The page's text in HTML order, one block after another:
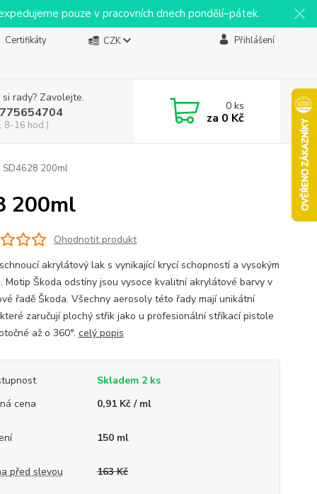
pouze v pracovních dnech pondělí–pátek.
Certifikáty CZK Přihlášení
rady? Zavolejte.
8-16 hod.)
0ks
za 0 Kč
200ml
200ml
Ohodnotit produkt
akrylátový lak s vynikající krycí schopností a vysokým
Motip Škoda odstíny jsou vysoce kvalitní akrylátové barvy v
řadě Škoda. Všechny aerosoly této řady mají unikátní
zaručují plochý střik jako u profesionální stříkací pistole
až o 360°. celý popis
Skladem 2 ks
cena
0,91 Kč / ml
150 ml
před slevou 163 Kč